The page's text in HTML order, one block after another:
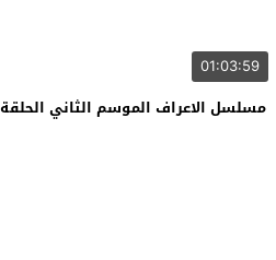
01:03:59
مسلسل الاعراف الموسم الثاني الحلقة 4